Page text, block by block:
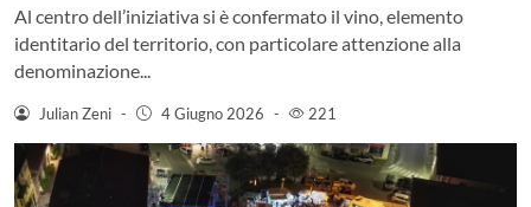
Al centro dell’iniziativa si è confermato il vino, elemento
identitario del territorio, con particolare attenzione alla
denominazione...
Julian Zeni - 4 Giugno 2026 - 221